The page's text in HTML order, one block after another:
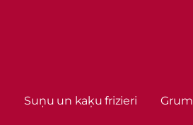
Suņu un kaķu frizieri